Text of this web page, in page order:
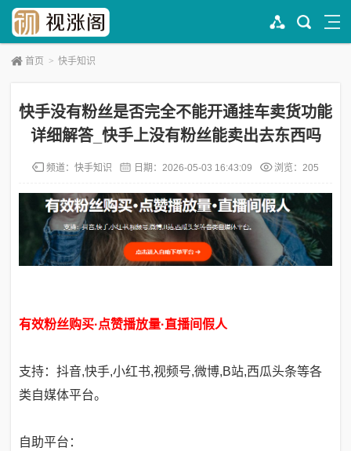
首页 > 快手知识
快手没有粉丝是否完全不能开通挂车卖货功能
详细解答_快手上没有粉丝能卖出去东西吗
频道： 快手知识 日期： 2026-05-03 16:43:09 浏览：205
有效粉丝购买·点赞播放量·直播间假人
支持：抖音,快手,小红书,视频号,微博,B站,西瓜头条等各
类自媒体平台。
自助平台：